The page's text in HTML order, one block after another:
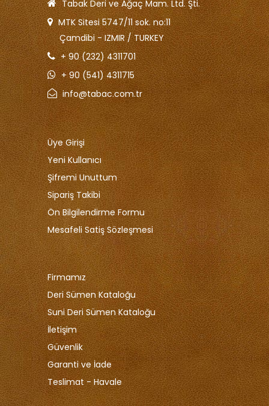
Tabak Deri ve Ağaç Mam. Ltd. Şti.
MTK Sitesi 5747/11 sok. no:11
Çamdibi - IZMIR / TURKEY
+ 90 (232) 4311701
+ 90 (541) 4311715
info@tabac.com.tr
Üye Girişi
Yeni Kullanıcı
Şifremi Unuttum
Sipariş Takibi
Ön Bilgilendirme Formu
Mesafeli Satiş Sözleşmesi
Firmamız
Deri Sümen Kataloğu
Suni Deri Sümen Kataloğu
İletişim
Güvenlik
Garanti ve İade
Teslimat - Havale